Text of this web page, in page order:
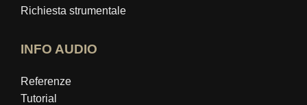
Richiesta strumentale
INFO AUDIO
Referenze
Tutorial